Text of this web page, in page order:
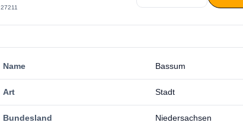
27211
Name Bassum
Art Stadt
Bundesland Niedersachsen